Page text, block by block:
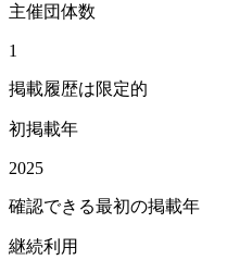
主催団体数
1
掲載履歴は限定的
初掲載年
2025
確認できる最初の掲載年
継続利用